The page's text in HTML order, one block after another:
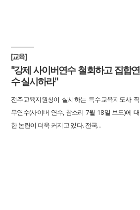
[교육]
"강제 사이버연수 철회하고 집합연
수 실시하라"
전주교육지원청이 실시하는 특수교육지도사 직
무연수(사이버 연수, 참소리 7월 18일 보도)에 대
한 논란이 더욱 커지고 있다. 전국...